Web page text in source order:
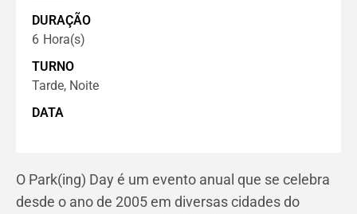
O Park(ing) Day é um evento anual que se celebra
desde o ano de 2005 em diversas cidades do
DURAÇÃO
6 Hora(s)
TURNO
Tarde, Noite
DATA